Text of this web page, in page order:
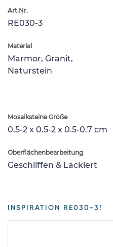
Art.Nr.
RE030-3
Material
Marmor, Granit,
Naturstein
Mosaiksteine Größe
0.5-2 x 0.5-2 x 0.5-0.7 cm
Oberflächenbearbeitung
Geschliffen & Lackiert
INSPIRATION RE030-3!